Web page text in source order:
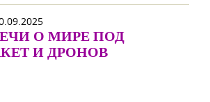
О МИРЕ ПОД
И ДРОНОВ